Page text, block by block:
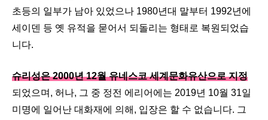
초등의 일부가 남아 있었으나 1980년대 말부터 1992년에
세이덴 등 옛 유적을 묻어서 되돌리는 형태로 복원되었습
니다.
슈리성은 2000년 12월 유네스코 세계문화유산으로 지정
되었으며, 허나, 그 중 정전 에리어에는 2019년 10월 31일
미명에 일어난 대화재에 의해, 입장은 할 수 없습니다. 그